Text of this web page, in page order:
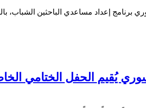
برنامج إعداد مساعدي الباحثين الشباب،